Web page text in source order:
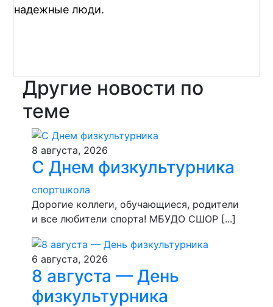
надежные люди.
Другие новости по
теме
8 августа, 2026
С Днем физкультурника
спортшкола
Дорогие коллеги, обучающиеся, родители
и все любители спорта! МБУДО СШОР [...]
6 августа, 2026
8 августа — День
физкультурника